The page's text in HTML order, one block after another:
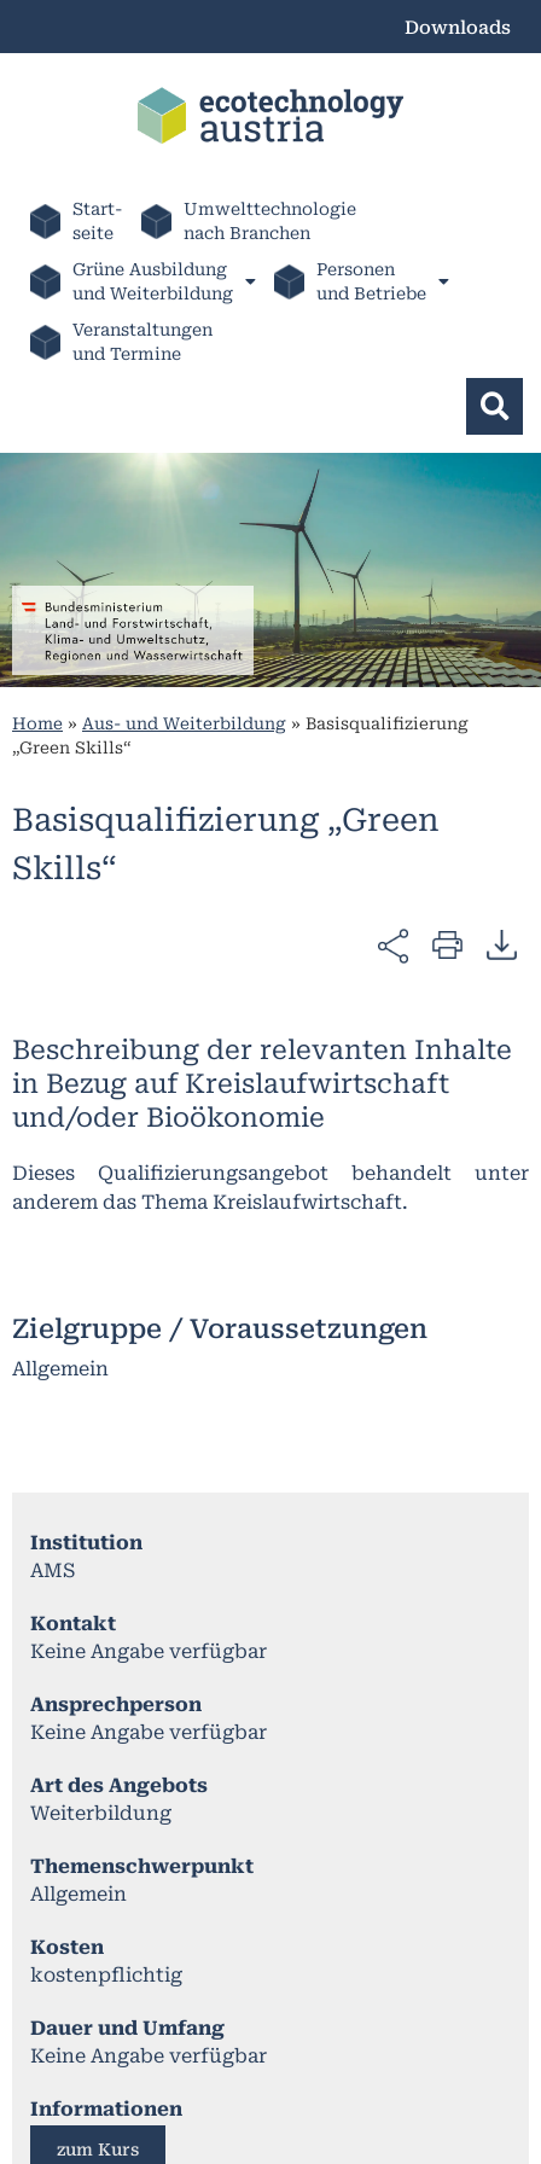
Downloads
Start-
seite
Umwelttechnologie
nach Branchen
Grüne Ausbildung
und Weiterbildung
Personen
und Betriebe
Veranstaltungen
und Termine
Home » Aus- und Weiterbildung » Basisqualifizierung
„Green Skills“
Basisqualifizierung „Green
Skills“
Beschreibung der relevanten Inhalte
in Bezug auf Kreislaufwirtschaft
und/oder Bioökonomie
Dieses Qualifizierungsangebot behandelt unter
anderem das Thema Kreislaufwirtschaft.
Zielgruppe / Voraussetzungen
Allgemein
Institution
AMS
Kontakt
Keine Angabe verfügbar
Ansprechperson
Keine Angabe verfügbar
Art des Angebots
Weiterbildung
Themenschwerpunkt
Allgemein
Kosten
kostenpflichtig
Dauer und Umfang
Keine Angabe verfügbar
Informationen
zum Kurs